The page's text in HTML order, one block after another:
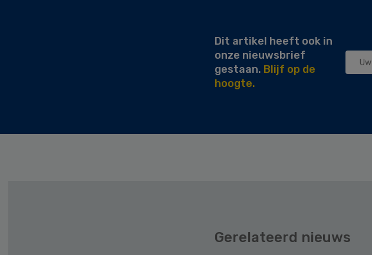
Dit artikel heeft ook in
onze nieuwsbrief
gestaan. Blijf op de
hoogte.
Gerelateerd nieuws